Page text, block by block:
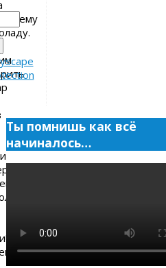
Ты помнишь как всё
начиналось…